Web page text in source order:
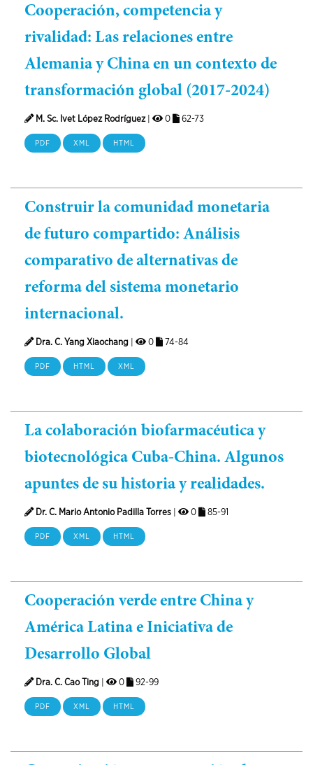
Cooperación, competencia y
rivalidad: Las relaciones entre
Alemania y China en un contexto de
transformación global (2017-2024)
M. Sc. Ivet López Rodríguez| 0 62-73
PDF XML HTML
Construir la comunidad monetaria
de futuro compartido: Análisis
comparativo de alternativas de
reforma del sistema monetario
internacional.
Dra. C. Yang Xiaochang 0 74-84
PDF HTML XML
La colaboración biofarmacéutica y
biotecnológica Cuba-China. Algunos
apuntes de su historia y realidades.
Dr. C. Mario Antonio Padilla Torres 0 85-91
PDF XML HTML
Cooperación verde entre China y
América Latina e Iniciativa de
Desarrollo Global
Dra. C. Cao Ting 0 92-99
PDF XML HTML